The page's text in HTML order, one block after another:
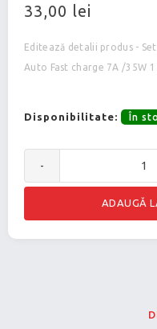
33,00 lei
Editează detalii produs -
Auto Fast charge 7A /35W
Disponibilitate: În
-